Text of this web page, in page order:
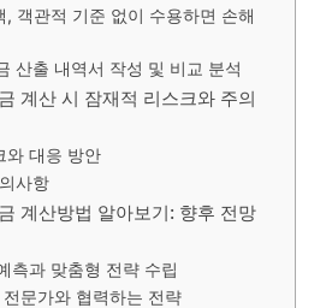
, 객관적 기준 없이 수용하면 손해
산출 내역서 작성 및 비교 분석
계산 시 잠재적 리스크와 주의
와 대응 방안
사항
계산방법 알아보기: 향후 전망
측과 맞춤형 전략 수립
문가와 협력하는 전략